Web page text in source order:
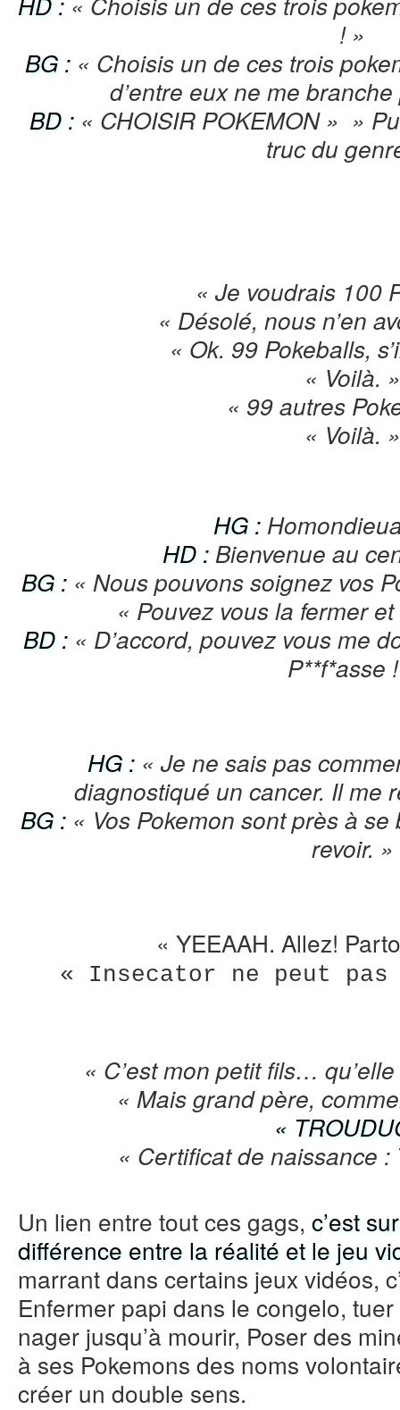
! »
BG : « Choisis un de ces trois
d’entre eux ne me
BD : « CHOISIR POKEMON » »
truc du
« Je voudrais 100
« Désolé, nous n’en
« Ok. 99 Pokeballs,
« Voilà. »
« 99 autres
« Voilà. »
HG :
HD :Bienvenue au
BG :« Nous pouvons soignez vos
« Pouvez vous la fermer
BD :« D’accord, pouvez vous me
P**f*asse
HG :« Je ne sais pas
diagnostiqué un cancer. Il me
BG :« Vos Pokemon sont près à
revoir. »
« YEEAAH. Allez!
« Insecator ne peut pas
« C’est mon petit fils…
« Mais grand père,
«
« Certificat de naissance :
Un lien entre tout ces gags, c’est
différence entre la réalité et le jeu
marrant dans certains jeux vidéos,
Enfermer papi dans le congelo,
nager jusqu’à mourir, Poser des
à ses Pokemons des noms
créer un double sens.